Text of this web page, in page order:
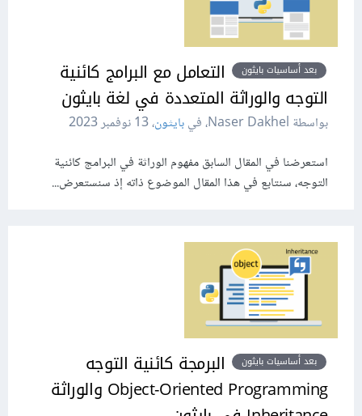
بعد أساسيات بايثون
التعامل مع البرامج كائنية
التوجه والوراثة المتعددة في لغة بايثون
بواسطة Naser Dakhel، في بايثون،13 نوفمبر 2023
استعرضنا في المقال السابق مفهوم الوراثة في البرامج كائنية
التوجه، سنتابع في هذا المقال الموضوع ذاته إذ سنستعرض...
بعد أساسيات بايثون
البرمجة كائنية التوجه
Object-Oriented Programming والوراثة